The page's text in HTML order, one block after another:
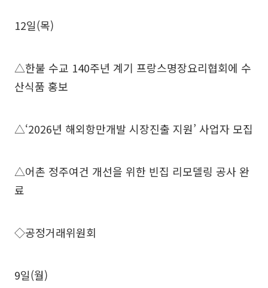
12일(목)
△한불 수교 140주년 계기 프랑스명장요리협회에 수
산식품 홍보
△‘2026년 해외항만개발 시장진출 지원’ 사업자 모집
△어촌 정주여건 개선을 위한 빈집 리모델링 공사 완
료
◇공정거래위원회
9일(월)